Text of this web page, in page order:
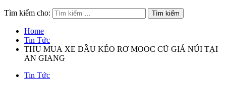
Tìm kiếm cho:
Home
Tin Tức
THU MUA XE ĐẦU KÉO RƠ MOOC CŨ GIÁ NÚI TẠI
AN GIANG
Tin Tức